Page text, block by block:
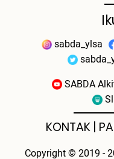
sabda_ylsa
SABDA
KONTAK |
Copyright© 2019 -